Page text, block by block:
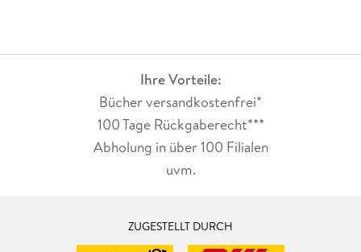
Ihre Vorteile:
Bücher versandkostenfrei*
100 Tage Rückgaberecht***
Abholung in über 100 Filialen
uvm.
ZUGESTELLT DURCH